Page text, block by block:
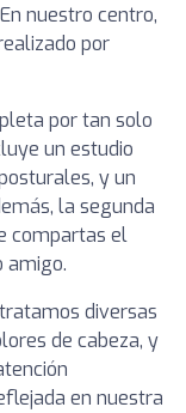
nuestro centro,
por
por tan solo
un estudio
y un
la segunda
compartas el
amigo.
diversas
de cabeza, y
en nuestra